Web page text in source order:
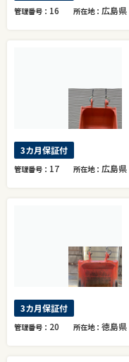
管理番号 16 所在地 広島県
3カ月保証付
管理番号 17 所在地 広島県
3カ月保証付
管理番号 20 所在地 徳島県